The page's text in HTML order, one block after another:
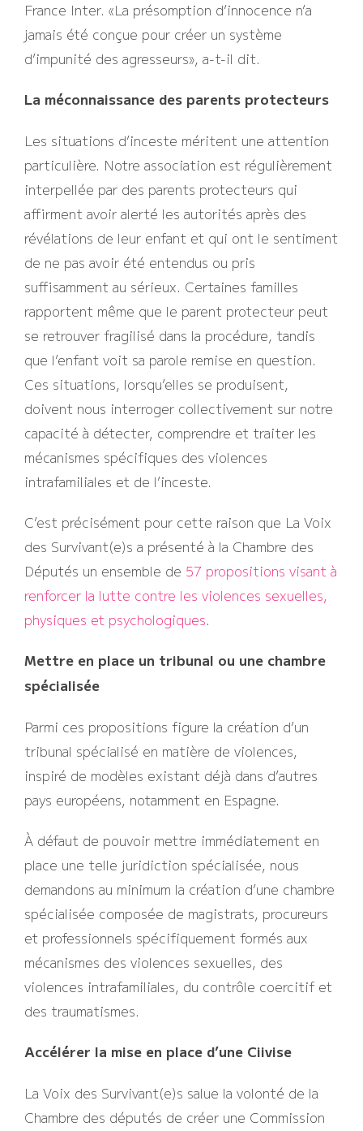
France Inter. «La présomption d’innocence n’a
jamais été conçue pour créer un système
d’impunité des agresseurs», a-t-il dit.
La méconnaissance des parents protecteurs
Les situations d’inceste méritent une attention
particulière. Notre association est régulièrement
interpellée par des parents protecteurs qui
affirment avoir alerté les autorités après des
révélations de leur enfant et qui ont le sentiment
de ne pas avoir été entendus ou pris
suffisamment au sérieux. Certaines familles
rapportent même que le parent protecteur peut
se retrouver fragilisé dans la procédure, tandis
que l’enfant voit sa parole remise en question.
Ces situations, lorsqu’elles se produisent,
doivent nous interroger collectivement sur notre
capacité à détecter, comprendre et traiter les
mécanismes spécifiques des violences
intrafamiliales et de l’inceste.
C’est précisément pour cette raison que La Voix
des Survivant(e)s a présenté à la Chambre des
Députés un ensemble de 57 propositions visant à
renforcer la lutte contre les violences sexuelles,
physiques et psychologiques.
Mettre en place un tribunal ou une chambre
spécialisée
Parmi ces propositions figure la création d’un
tribunal spécialisé en matière de violences,
inspiré de modèles existant déjà dans d’autres
pays européens, notamment en Espagne.
À défaut de pouvoir mettre immédiatement en
place une telle juridiction spécialisée, nous
demandons au minimum la création d’une chambre
spécialisée composée de magistrats, procureurs
et professionnels spécifiquement formés aux
mécanismes des violences sexuelles, des
violences intrafamiliales, du contrôle coercitif et
des traumatismes.
Accélérer la mise en place d’une Ciivise
La Voix des Survivant(e)s salue la volonté de la
Chambre des députés de créer une Commission